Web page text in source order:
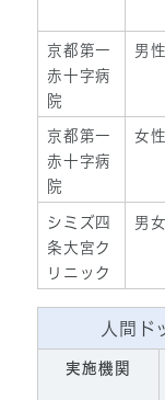
京都第一
赤十字病
院
男性
京都第一
赤十字病
院
女性
シミズ四
条大宮ク
リニック
男
人間ド
実施機関